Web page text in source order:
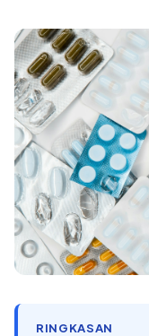
RINGKASAN